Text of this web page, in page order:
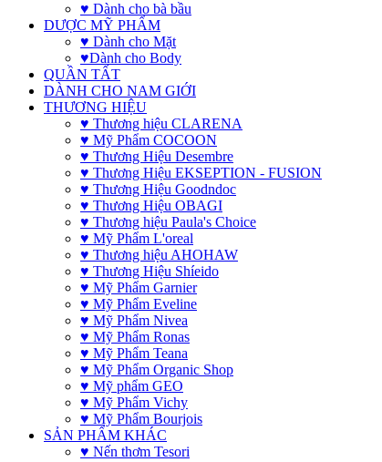
♥ Dành cho bà bầu
DƯỢC MỸ PHẨM
♥ Dành cho Mặt
♥Dành cho Body
QUẦN TẤT
DÀNH CHO NAM GIỚI
THƯƠNG HIỆU
♥ Thương hiệu CLARENA
♥ Mỹ Phẩm COCOON
♥ Thương Hiệu Desembre
♥ Thương Hiệu EKSEPTION - FUSION
♥ Thương Hiệu Goodndoc
♥ Thương Hiệu OBAGI
♥ Thương hiệu Paula's Choice
♥ Mỹ Phẩm L'oreal
♥ Thương hiệu AHOHAW
♥ Thương Hiệu Shíeido
♥ Mỹ Phẩm Garnier
♥ Mỹ Phẩm Eveline
♥ Mỹ Phẩm Nivea
♥ Mỹ Phẩm Ronas
♥ Mỹ Phẩm Teana
♥ Mỹ Phẩm Organic Shop
♥ Mỹ phẩm GEO
♥ Mỹ Phẩm Vichy
♥ Mỹ Phẩm Bourjois
SẢN PHẨM KHÁC
♥ Nến thơm Tesori